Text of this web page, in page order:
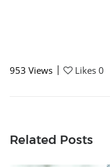
953 Views | Likes 0
Related Posts